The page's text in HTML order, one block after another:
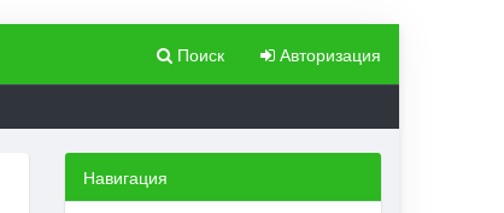
Поиск Авторизация
Навигация